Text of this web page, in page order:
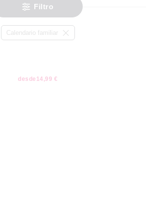
Filtro
Calendario familiar
desde 14,99 €